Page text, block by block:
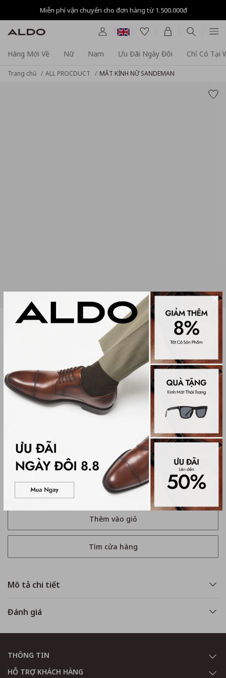
Miễn phí vận chuyển cho đơn hàng từ 1.500.000đ
Hàng Mới Về Nữ Nam Ưu Đãi Ngày Đôi Chỉ Có Tại
Trang chủ ALL PROCDUCT MẮT KÍNH NỮ SANDEMAN
MẮT KÍNH NỮ SANDEMAN
(0 đánh giá)
Sunglasses
299,000₫ 650,000₫
Mô tả chi tiết
Đánh giá
Mua ngay
Thêm vào giỏ
Tìm cửa hàng
THÔNG TIN
HỖ TRỢ KHÁCH HÀNG